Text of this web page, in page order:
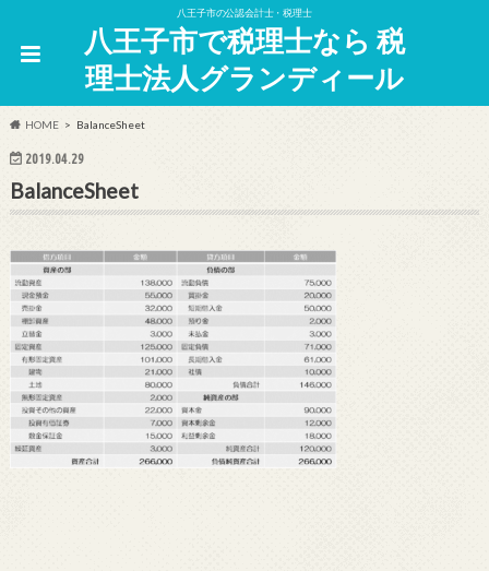
八王子市の公認会計士・税理士
八王子市で税理士なら 税
理士法人グランディール
HOME BalanceSheet
2019.04.29
BalanceSheet